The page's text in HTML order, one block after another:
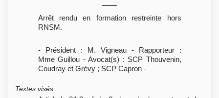
Arrêt rendu en formation restreinte hors
RNSM.
- Président : M. Vigneau - Rapporteur :
Mme Guillou - Avocat(s) : SCP Thouvenin,
Coudray et Grévy ; SCP Capron -
Textes visés :